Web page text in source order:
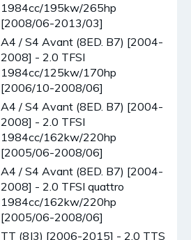
1984cc/195kw/265hp
[2008/06-2013/03]
A4 / S4 Avant (8ED. B7) [2004-
2008] - 2.0 TFSI
1984cc/125kw/170hp
[2006/10-2008/06]
A4 / S4 Avant (8ED. B7) [2004-
2008] - 2.0 TFSI
1984cc/162kw/220hp
[2005/06-2008/06]
A4 / S4 Avant (8ED. B7) [2004-
2008] - 2.0 TFSI quattro
1984cc/162kw/220hp
[2005/06-2008/06]
TT (8J3) [2006-2015] - 2.0 TTS